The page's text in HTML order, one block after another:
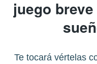
juego
Te tocará vértelas